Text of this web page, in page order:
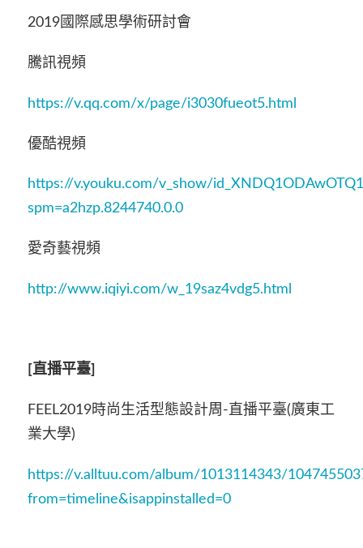
2019國際感思學術研討會
騰訊視頻
https://v.qq.com/x/page/i3030fueot5.html
優酷視頻
https://v.youku.com/v_show/
spm=a2hzp.8244740.0.0
愛奇藝視頻
http://www.iqiyi.com/w_19saz4vdg5.html
直播平臺]
FEEL2019時尚生活型態設計周-直播平臺(廣東工
業大學)
https://v.alltuu.com/album/1013114343/
from=timeline&isappinstalled=0